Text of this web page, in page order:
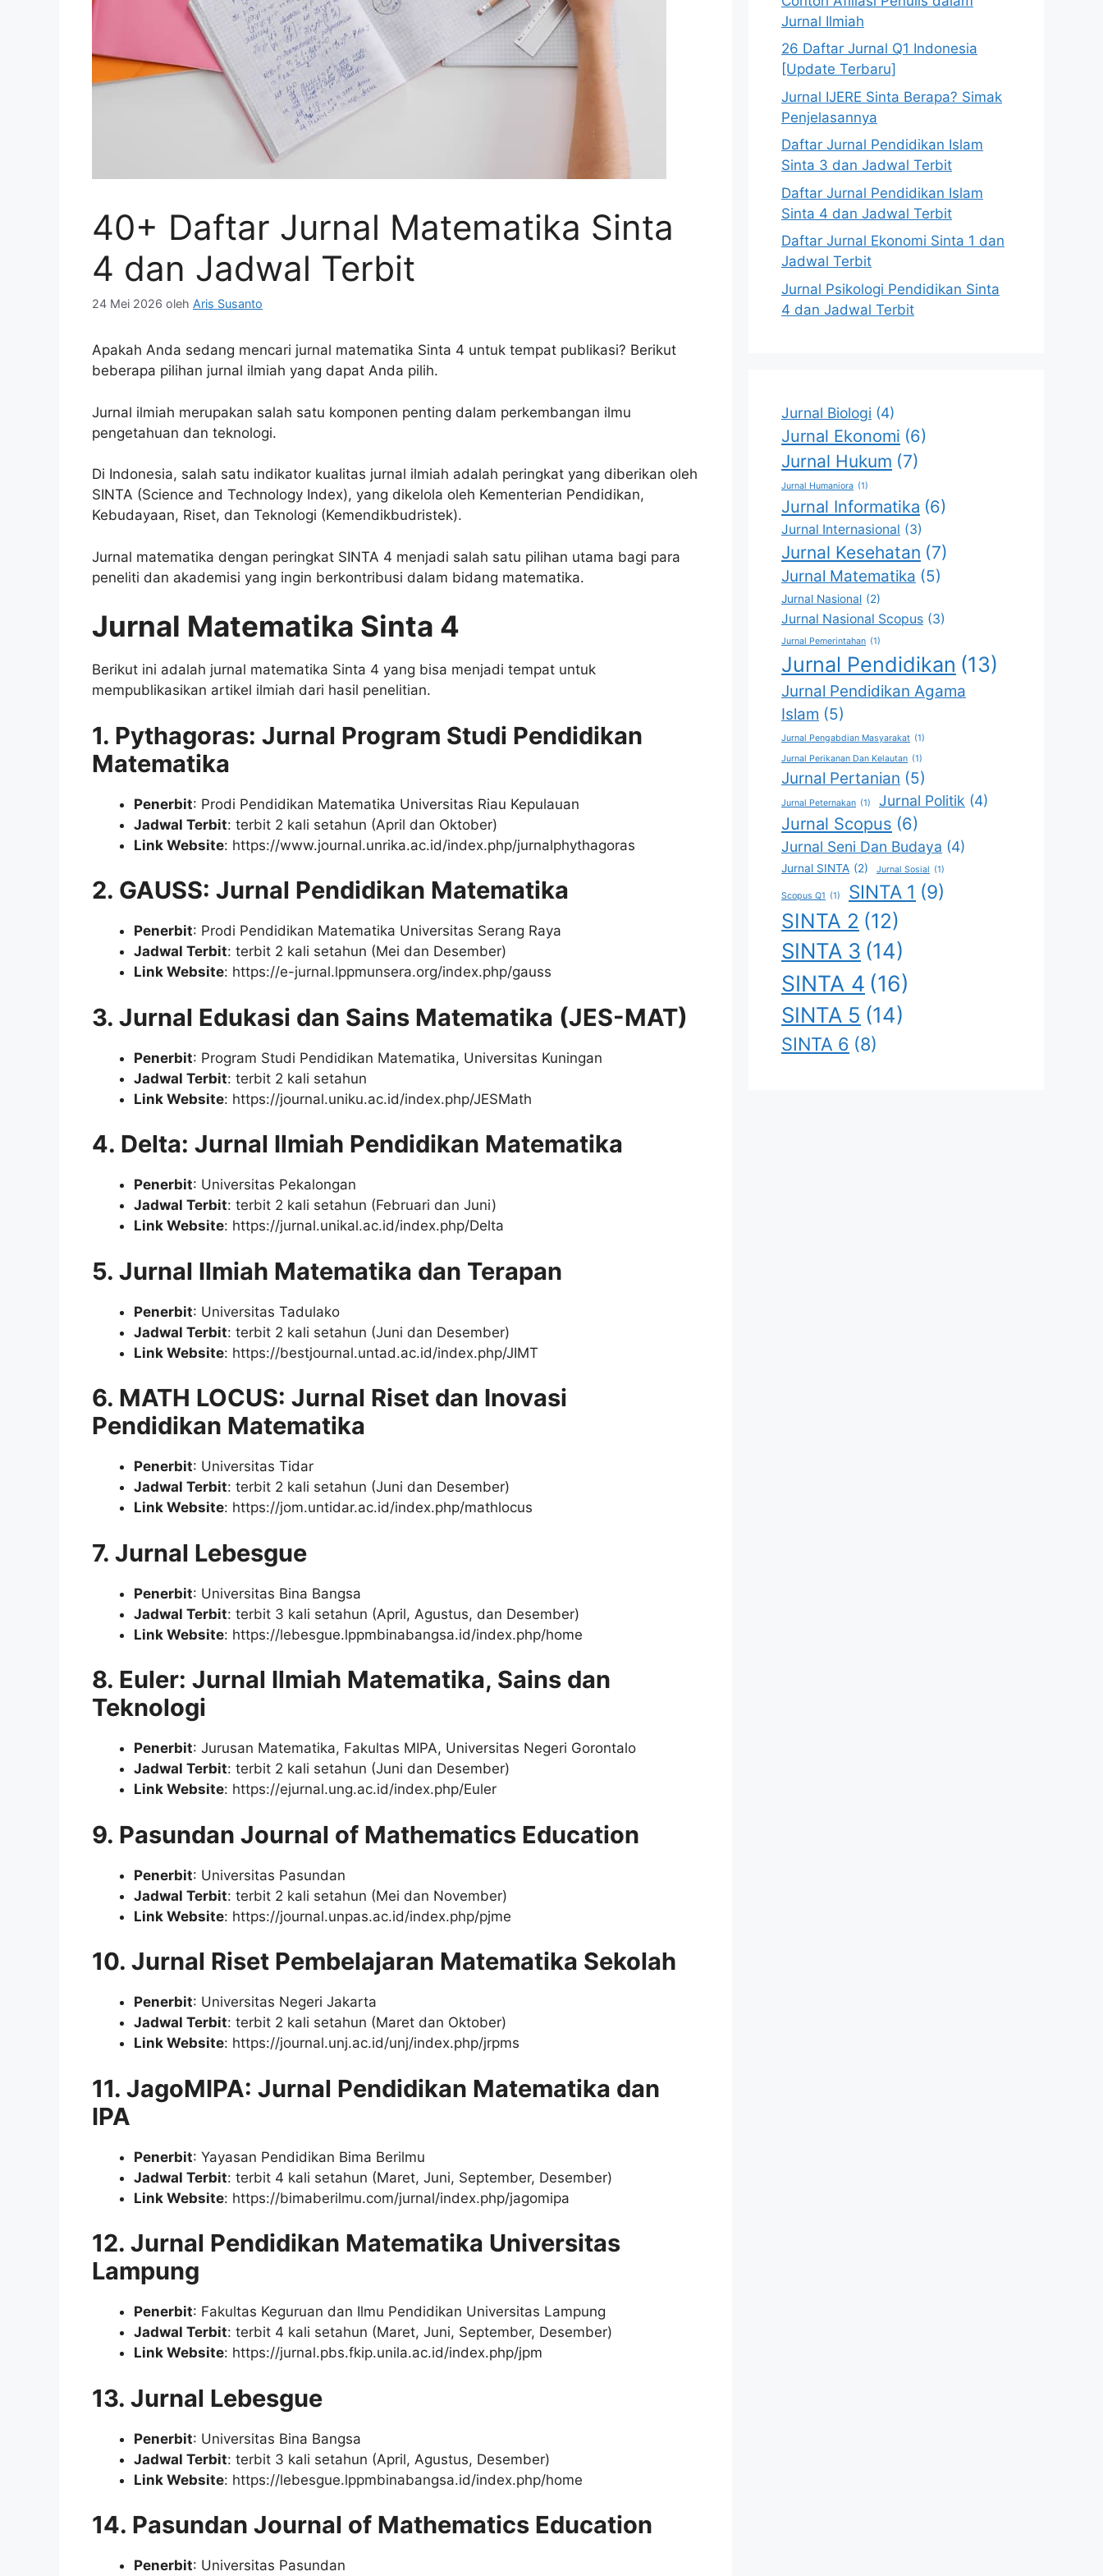
40+ Daftar Jurnal Matematika Sinta
4 dan Jadwal Terbit
24 Mei 2026 oleh Aris Susanto
Apakah Anda sedang mencari jurnal matematika Sinta 4 untuk tempat publikasi? Berikut
beberapa pilihan jurnal ilmiah yang dapat Anda pilih.
Jurnal ilmiah merupakan salah satu komponen penting dalam perkembangan ilmu
pengetahuan dan teknologi.
Di Indonesia, salah satu indikator kualitas jurnal ilmiah adalah peringkat yang diberikan oleh
SINTA (Science and Technology Index), yang dikelola oleh Kementerian Pendidikan,
Kebudayaan, Riset, dan Teknologi (Kemendikbudristek).
Jurnal matematika dengan peringkat SINTA 4 menjadi salah satu pilihan utama bagi para
peneliti dan akademisi yang ingin berkontribusi dalam bidang matematika.
Jurnal Matematika Sinta 4
Berikut ini adalah jurnal matematika Sinta 4 yang bisa menjadi tempat untuk
mempublikasikan artikel ilmiah dari hasil penelitian.
1. Pythagoras: Jurnal Program Studi Pendidikan
Matematika
Penerbit: Prodi Pendidikan Matematika Universitas Riau Kepulauan
Jadwal Terbit: terbit 2 kali setahun (April dan Oktober)
Link Website: https://www.journal.unrika.ac.id/index.php/jurnalphythagoras
2. GAUSS: Jurnal Pendidikan Matematika
Penerbit: Prodi Pendidikan Matematika Universitas Serang Raya
Jadwal Terbit: terbit 2 kali setahun (Mei dan Desember)
Link Website: https://e-jurnal.lppmunsera.org/index.php/gauss
3. Jurnal Edukasi dan Sains Matematika (JES-MAT)
Penerbit: Program Studi Pendidikan Matematika, Universitas Kuningan
Jadwal Terbit: terbit 2 kali setahun
Link Website: https://journal.uniku.ac.id/index.php/JESMath
4. Delta: Jurnal Ilmiah Pendidikan Matematika
Penerbit: Universitas Pekalongan
Jadwal Terbit: terbit 2 kali setahun (Februari dan Juni)
Link Website: https://jurnal.unikal.ac.id/index.php/Delta
5. Jurnal Ilmiah Matematika dan Terapan
Penerbit: Universitas Tadulako
Jadwal Terbit: terbit 2 kali setahun (Juni dan Desember)
Link Website: https://bestjournal.untad.ac.id/index.php/JIMT
6. MATH LOCUS: Jurnal Riset dan Inovasi
Pendidikan Matematika
Penerbit: Universitas Tidar
Jadwal Terbit: terbit 2 kali setahun (Juni dan Desember)
Link Website: https://jom.untidar.ac.id/index.php/mathlocus
7. Jurnal Lebesgue
Penerbit: Universitas Bina Bangsa
Jadwal Terbit: terbit 3 kali setahun (April, Agustus, dan Desember)
Link Website: https://lebesgue.lppmbinabangsa.id/index.php/home
8. Euler: Jurnal Ilmiah Matematika, Sains dan
Teknologi
Penerbit: Jurusan Matematika, Fakultas MIPA, Universitas Negeri Gorontalo
Jadwal Terbit: terbit 2 kali setahun (Juni dan Desember)
Link Website: https://ejurnal.ung.ac.id/index.php/Euler
9. Pasundan Journal of Mathematics Education
Penerbit: Universitas Pasundan
Jadwal Terbit: terbit 2 kali setahun (Mei dan November)
Link Website: https://journal.unpas.ac.id/index.php/pjme
10. Jurnal Riset Pembelajaran Matematika Sekolah
Penerbit: Universitas Negeri Jakarta
Jadwal Terbit: terbit 2 kali setahun (Maret dan Oktober)
Link Website: https://journal.unj.ac.id/unj/index.php/jrpms
11. JagoMIPA: Jurnal Pendidikan Matematika dan
IPA
Penerbit: Yayasan Pendidikan Bima Berilmu
Jadwal Terbit: terbit 4 kali setahun (Maret, Juni, September, Desember)
Link Website: https://bimaberilmu.com/jurnal/index.php/jagomipa
12. Jurnal Pendidikan Matematika Universitas
Lampung
Penerbit: Fakultas Keguruan dan Ilmu Pendidikan Universitas Lampung
Jadwal Terbit: terbit 4 kali setahun (Maret, Juni, September, Desember)
Link Website: https://jurnal.pbs.fkip.unila.ac.id/index.php/jpm
13. Jurnal Lebesgue
Penerbit: Universitas Bina Bangsa
Jadwal Terbit: terbit 3 kali setahun (April, Agustus, Desember)
Link Website: https://lebesgue.lppmbinabangsa.id/index.php/home
14. Pasundan Journal of Mathematics Education
Penerbit: Universitas Pasundan
Jurnal Ilmiah
26 Daftar Jurnal Q1 Indonesia
[Update Terbaru]
Jurnal IJERE Sinta Berapa? Simak
Penjelasannya
Daftar Jurnal Pendidikan Islam
Sinta 3 dan Jadwal Terbit
Daftar Jurnal Pendidikan Islam
Sinta 4 dan Jadwal Terbit
Daftar Jurnal Ekonomi Sinta 1 dan
Jadwal Terbit
Jurnal Psikologi Pendidikan Sinta
4 dan Jadwal Terbit
Jurnal Biologi (4)
Jurnal Ekonomi (6)
Jurnal Hukum (7)
Jurnal Humaniora (1)
Jurnal Informatika (6)
Jurnal Internasional (3)
Jurnal Kesehatan (7)
Jurnal Matematika (5)
Jurnal Nasional (2)
Jurnal Nasional Scopus (3)
Jurnal Pemerintahan (1)
Jurnal Pendidikan (13)
Jurnal Pendidikan Agama
Islam (5)
Jurnal Pengabdian Masyarakat (1)
Jurnal Perikanan Dan Kelautan (1)
Jurnal Pertanian (5)
Jurnal Peternakan (1) Jurnal Politik (4)
Jurnal Scopus (6)
Jurnal Seni Dan Budaya (4)
Jurnal SINTA (2) Jurnal Sosial (1)
Scopus Q1 (1) SINTA 1 (9)
SINTA 2 (12)
SINTA 3 (14)
SINTA 4 (16)
SINTA 5 (14)
SINTA 6 (8)